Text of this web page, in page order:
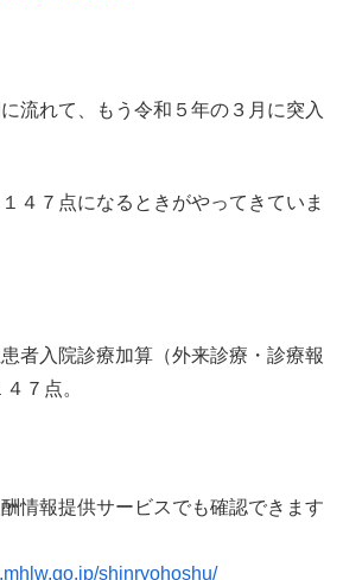
流れて、もう令和５年の３月に突入
４７点になるときがやってきていま
者入院診療加算（外来診療・診療報
７点。
情報提供サービスでも確認できます
shinryohoshu/